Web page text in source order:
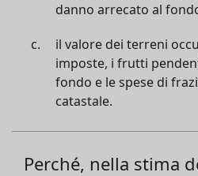
danno arrecato al
il valore dei terreni
imposte, i frutti
fondo e le spese di
catastale.
Perché, nella stima